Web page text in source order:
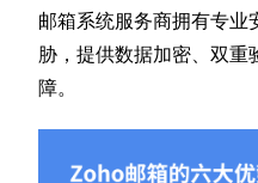
邮箱系统服务商拥有专业
胁，提供数据加密、双重
障。